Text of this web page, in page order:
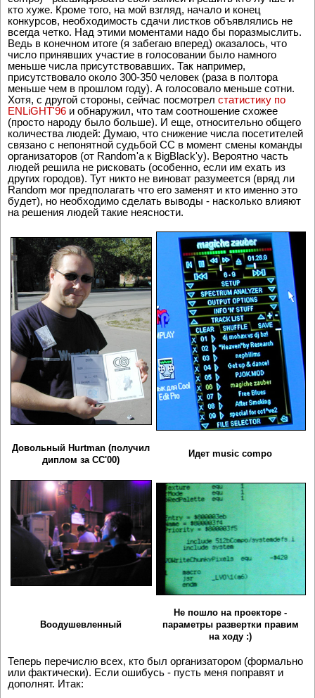
кто хуже. Кроме того, на мой взгляд, начало и конец
конкурсов, необходимость сдачи листков объявлялись не
всегда четко. Над этими моментами надо бы поразмыслить.
Ведь в конечном итоге (я забегаю вперед) оказалось, что
число принявших участие в голосовании было намного
меньше числа присутствовавших. Так например,
присутствовало около 300-350 человек (раза в полтора
меньше чем в прошлом году). А голосовало меньше сотни.
Хотя, с другой стороны, сейчас посмотрел статистику по
ENLiGHT'96 и обнаружил, что там соотношение схожее
(просто народу было больше). И еще, относительно общего
количества людей: Думаю, что снижение числа посетителей
связано с непонятной судьбой CC в момент смены команды
организаторов (от Random'a к BigBlack'у). Вероятно часть
людей решила не рисковать (особенно, если им ехать из
других городов). Тут никто не виноват разумеется (вряд ли
Random мог предполагать что его заменят и кто именно это
будет), но необходимо сделать выводы - насколько влияют
на решения людей такие неясности.
Довольный Hurtman (получил
диплом за CC'00)
Идет music compo
Воодушевленный
Не пошло на проекторе -
параметры развертки правим
на ходу :)
Теперь перечислю всех, кто был организатором (формально
или фактически). Если ошибусь - пусть меня поправят и
дополнят. Итак: